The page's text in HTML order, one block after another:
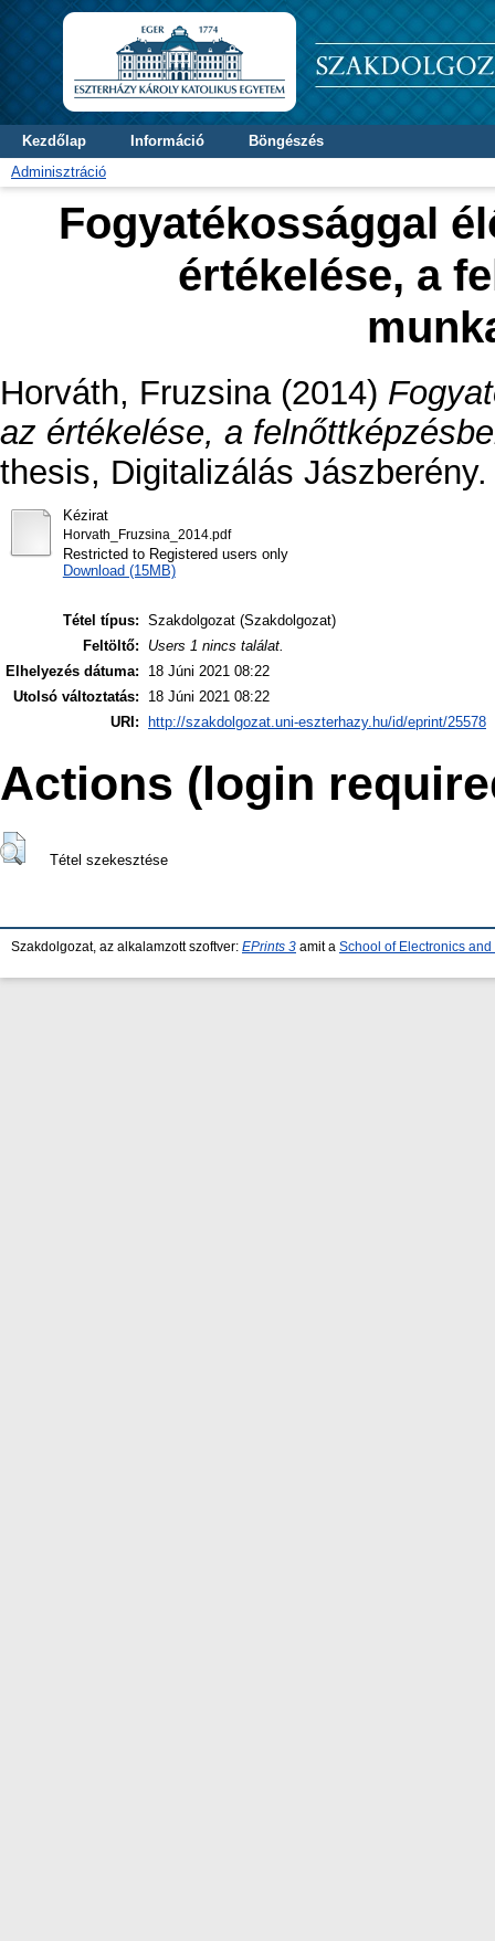
Kezdőlap Információ
Böngészés
Adminisztráció
Fogyatékossággal
értékelése, a
Horváth, Fruzsina(2014)
az értékelése, a
thesis, Digitalizálás Jászberény.
Kézirat
Horvath_Fruzsina_2014.pdf
Restricted to Registered users only
Download (15MB)
Tétel típus: Szakdolgozat (Szakdolgozat)
Feltöltő:
Users 1 nincs találat.
Elhelyezés dátuma:
18 Júni 2021 08:22
Utolsó változtatás:
18 Júni 2021 08:22
URI:
http://szakdolgozat.uni-eszterhazy.hu/id/eprint/25578
Actions (login
Tétel szekesztése
Szakdolgozat, az alkalamzott szoftver: EPrints 3 amit a School of Electronics